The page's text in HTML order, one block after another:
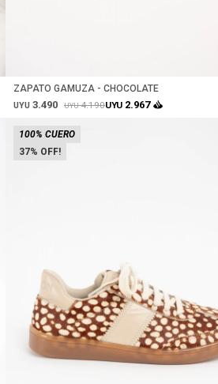
ZAPATO GAMUZA - CHOCOLATE
UYU 3.490 UYU4.190UYU 2.967
37
100% CUERO